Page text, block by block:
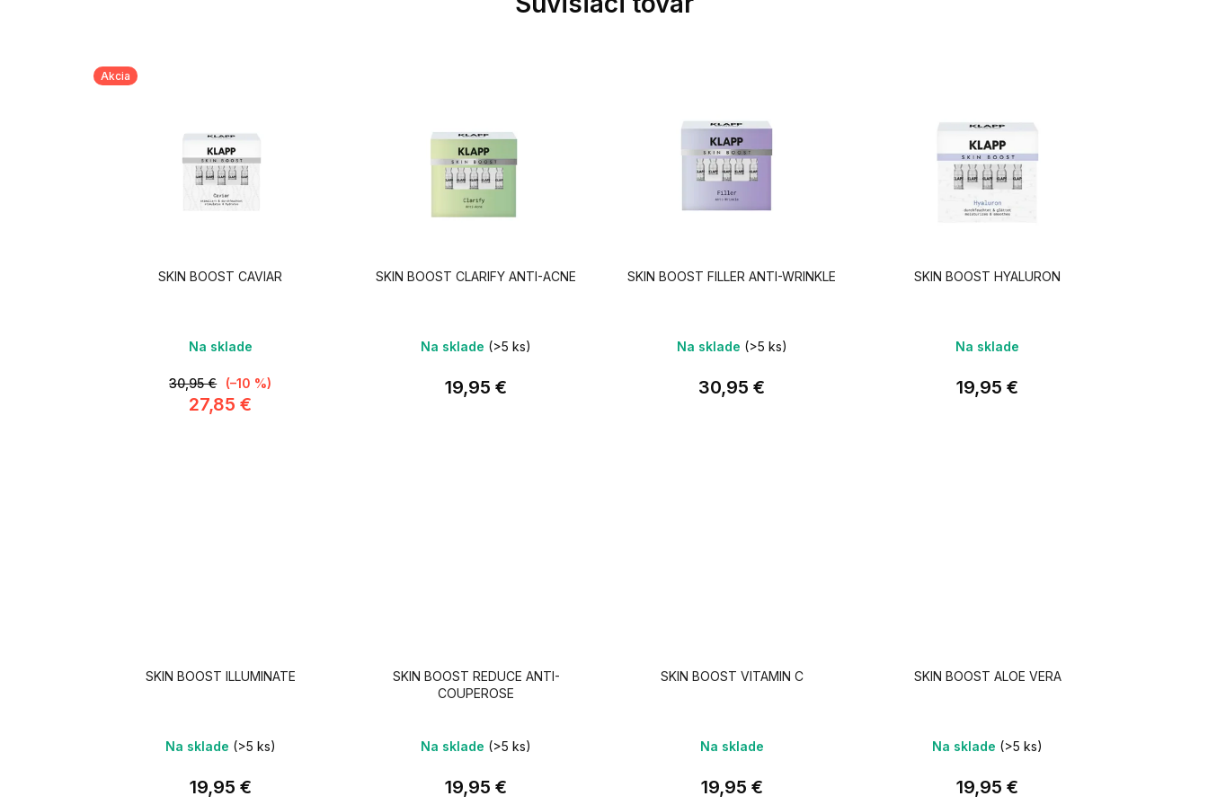
Akcia
SKIN BOOST CAVIAR
Na sklade
27,85 €
30,95 € (–10 %)
SKIN BOOST CLARIFY ANTI-ACNE
Na sklade (>5 ks)
19,95 €
SKIN BOOST FILLER ANTI-WRINKLE
Na sklade (>5 ks)
30,95 €
SKIN BOOST HYALURON
Na sklade
19,95 €
SKIN BOOST ILLUMINATE
Na sklade (>5 ks)
19,95 €
SKIN BOOST REDUCE ANTI-
COUPEROSE
Na sklade (>5 ks)
19,95 €
SKIN BOOST VITAMIN C
Na sklade
19,95 €
SKIN BOOST ALOE VERA
Na sklade (>5 ks)
19,95 €